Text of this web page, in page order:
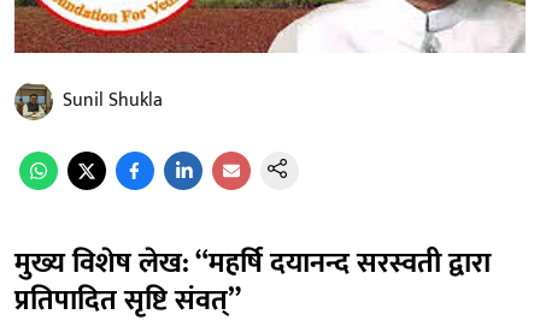
Sunil Shukla
मुख्य विशेष लेख: “महर्षि दयानन्द सरस्वती द्वारा
प्रतिपादित सृष्टि संवत्”